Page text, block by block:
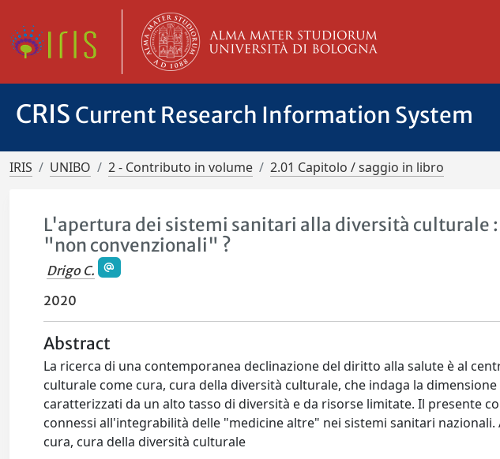
CRIS Current Research Information System
IRIS UNIBO 2 - Contributo in volume 2.01 Capitolo / saggio in libro
L'apertura dei sistemi sanitari alla diversità culturale
"non convenzionali" ?
Drigo C.
2020
Abstract
La ricerca di una contemporanea declinazione del diritto alla salute è al
culturale come cura, cura della diversità culturale, che indaga la
caratterizzati da un alto tasso di diversità e da risorse limitate. Il presente
connessi all'integrabilità delle "medicine altre" nei sistemi sanitari nazionali.
cura, cura della diversità culturale